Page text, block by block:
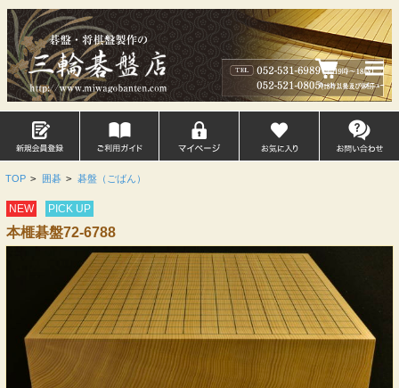
TOP > 囲碁 > 碁盤（ごばん）
NEW PICK UP
本榧碁盤72-6788